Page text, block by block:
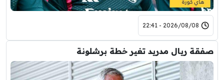
2026/08/08 - 22:41
صفقة ريال مدريد تغير خطة برشلونة